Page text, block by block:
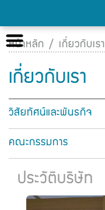
หน้าหลัก
เกี่ยวกับเรา
เลือกซื้อสินค้า
การชำระเงิน
ข่าวสารและกิจกรรม
แคตตาล็อก
หน้าหลัก / เกี่ยวกับเรา
เกี่ยวกับเรา
วิสัยทัศน์และพันธกิจ
คณะกรรมการ
ประวัติบริษัท